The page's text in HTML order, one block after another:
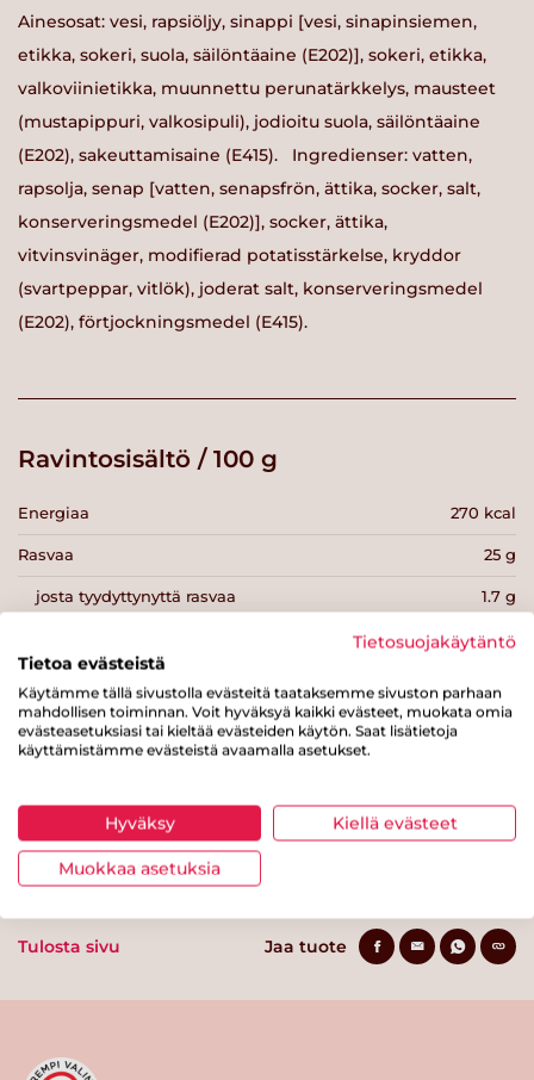
Ainesosat: vesi, rapsiöljy, sinappi [vesi, sinapinsiemen,
etikka, sokeri, suola, säilöntäaine (E202)], sokeri, etikka,
valkoviinietikka, muunnettu perunatärkkelys, mausteet
(mustapippuri, valkosipuli), jodioitu suola, säilöntäaine
(E202), sakeuttamisaine (E415). Ingredienser: vatten,
rapsolja, senap [vatten, senapsfrön, ättika, socker, salt,
konserveringsmedel (E202)], socker, ättika,
vitvinsvinäger, modifierad potatisstärkelse, kryddor
(svartpeppar, vitlök), joderat salt, konserveringsmedel
(E202), förtjockningsmedel (E415).
Ravintosisältö / 100 g
Energiaa 270 kcal
Rasvaa 25 g
josta tyydyttynyttä rasvaa 1.7 g
10 g
Kuitua 0.4 g
Proteiinia
Suolaa 0.9 g
Tulosta sivu Jaa tuote
Tietosuojakäytäntö
Tietoa evästeistä
Käytämme tällä sivustolla evästeitä taataksemme sivuston parhaan
mahdollisen toiminnan. Voit hyväksyä kaikki evästeet, muokata omia
evästeasetuksiasi tai kieltää evästeiden käytön. Saat lisätietoja
käyttämistämme evästeistä avaamalla asetukset.
Hyväksy Kiellä evästeet
Muokkaa asetuksia